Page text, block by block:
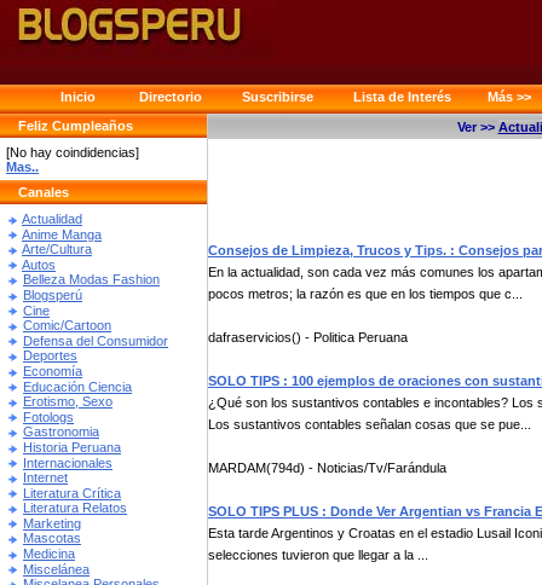
Inicio Directorio Suscribirse Lista de Interés
Más >>
Feliz Cumpleaños
[No hay coindidencias]
Mas..
Canales
Actualidad
Anime Manga
Arte/Cultura
Autos
Belleza Modas Fashion
Blogsperú
Cine
Comic/Cartoon
Defensa del Consumidor
Deportes
Economía
Educación Ciencia
Erotismo, Sexo
Fotologs
Gastronomia
Historia Peruana
Internacionales
Internet
Literatura Crítica
Literatura Relatos
Marketing
Mascotas
Medicina
Miscelánea
Ver >>
Consejos de Limpieza, Trucos y Tips. : Consejos
En la actualidad, son cada vez más comunes los
pocos metros; la razón es que en los tiempos que c...
dafraservicios() - Politica Peruana
SOLO TIPS : 100 ejemplos de oraciones con
¿Qué son los sustantivos contables e incontables?
Los sustantivos contables señalan cosas que se pue...
MARDAM(794d) - Noticias/Tv/Farándula
SOLO TIPS PLUS : Donde Ver Argentian vs Francia
Esta tarde Argentinos y Croatas en el estadio Lusail
selecciones tuvieron que llegar a la ...